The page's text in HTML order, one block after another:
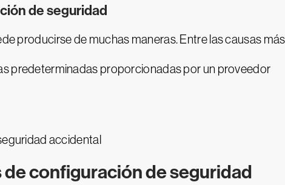
de seguridad
producirse de muchas maneras. Entre las causas
predeterminadas proporcionadas por un proveedor
accidental
configuración de seguridad